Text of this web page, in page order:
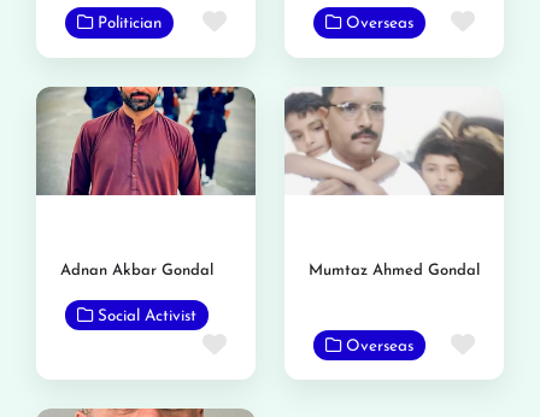
Politician Favorite Overseas
Adnan Akbar Gondal
Social Activist
Favorite
Mumtaz Ahmed Gondal
Overseas